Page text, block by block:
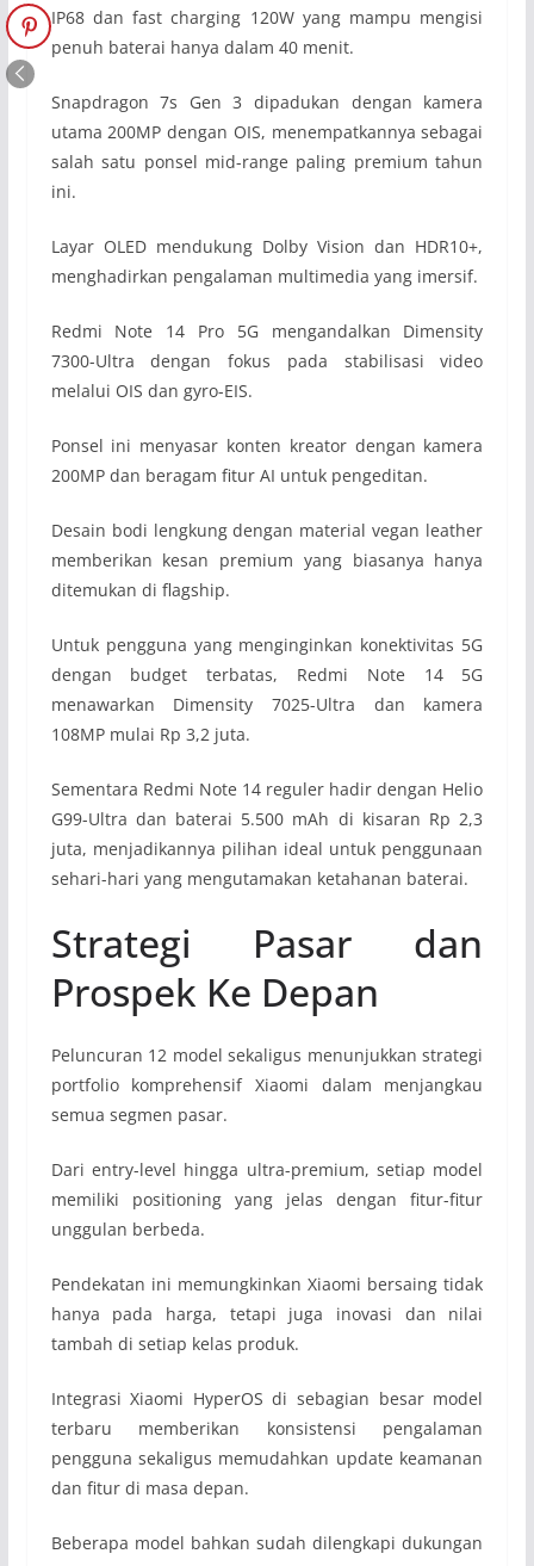
IP68 dan fast charging 120W yang mampu mengisi
penuh baterai hanya dalam 40 menit.
Snapdragon 7s Gen 3 dipadukan dengan kamera
utama 200MP dengan OIS, menempatkannya sebagai
salah satu ponsel mid-range paling premium tahun
ini.
Layar OLED mendukung Dolby Vision dan HDR10+,
menghadirkan pengalaman multimedia yang imersif.
Redmi Note 14 Pro 5G mengandalkan Dimensity
7300-Ultra dengan fokus pada stabilisasi video
melalui OIS dan gyro-EIS.
Ponsel ini menyasar konten kreator dengan kamera
200MP dan beragam fitur AI untuk pengeditan.
Desain bodi lengkung dengan material vegan leather
memberikan kesan premium yang biasanya hanya
ditemukan di flagship.
Untuk pengguna yang menginginkan konektivitas 5G
dengan budget terbatas, Redmi Note 14 5G
menawarkan Dimensity 7025-Ultra dan kamera
108MP mulai Rp 3,2 juta.
Sementara Redmi Note 14 reguler hadir dengan Helio
G99-Ultra dan baterai 5.500 mAh di kisaran Rp 2,3
juta, menjadikannya pilihan ideal untuk penggunaan
sehari-hari yang mengutamakan ketahanan baterai.
Strategi Pasar dan
Prospek Ke Depan
Peluncuran 12 model sekaligus menunjukkan strategi
portfolio komprehensif Xiaomi dalam menjangkau
semua segmen pasar.
Dari entry-level hingga ultra-premium, setiap model
memiliki positioning yang jelas dengan fitur-fitur
unggulan berbeda.
Pendekatan ini memungkinkan Xiaomi bersaing tidak
hanya pada harga, tetapi juga inovasi dan nilai
tambah di setiap kelas produk.
Integrasi Xiaomi HyperOS di sebagian besar model
terbaru memberikan konsistensi pengalaman
pengguna sekaligus memudahkan update keamanan
dan fitur di masa depan.
Beberapa model bahkan sudah dilengkapi dukungan